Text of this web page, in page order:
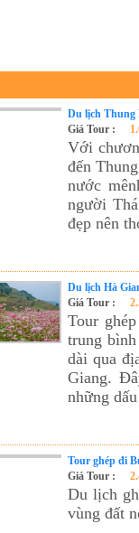
Du lịch Thung
Giá Tour :
Với
đến
nước
người
đẹp nên
Du lịch Hà
Giá Tour :
Tour
trung
dài qua
Giang.
những
Tour ghép đi
Giá Tour :
Du lịch
vùng đất